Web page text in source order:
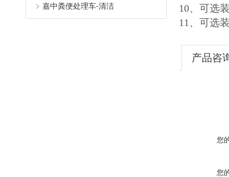
嘉中粪便处理车-清洁
10、可选
11、可选
产品咨
您
您